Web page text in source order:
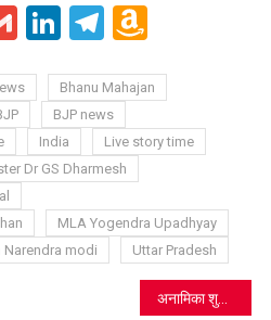
GmailLinkedIn
Telegram
Amazon
List
Bhanu Mahajan
BJP news
India
Live story time
Dr GS Dharmesh
MLA Yogendra Upadhyay
Narendra modi Uttar Pradesh
अनामिका शुक्ला प्रकरण के बाद पांच और फर्जी शिक्षक मिले